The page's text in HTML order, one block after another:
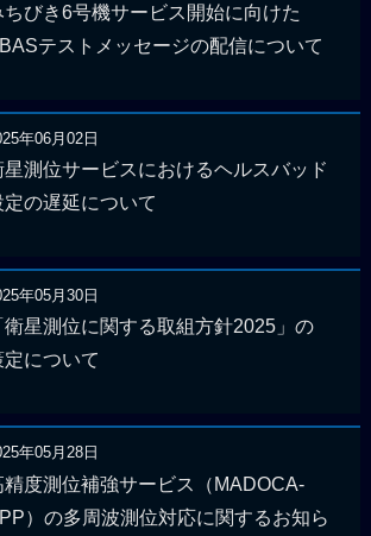
ちびき6号機サービス開始に向けた
テストメッセージの配信について
年06月02日
星測位サービスにおけるヘルスバッド
定の遅延について
年05月30日
衛星測位に関する取組方針2025」の
定について
年05月28日
精度測位補強サービス（MADOCA-
）の多周波測位対応に関するお知ら